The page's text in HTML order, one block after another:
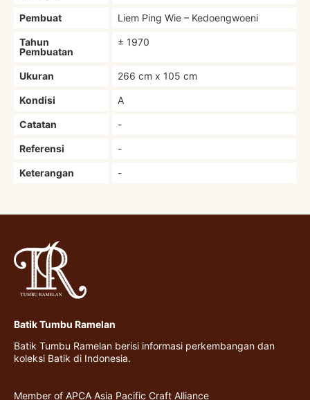
Pembuat Liem Ping Wie – Kedoengwoeni
Tahun
Pembuatan
± 1970
Ukuran 266 cm x 105 cm
Kondisi A
Catatan -
Referensi -
Keterangan -
Batik Tumbu Ramelan
Batik Tumbu Ramelan berisi informasi perkembangan dan
koleksi Batik di Indonesia.
Member of APCA Asia Pacific Craft Alliance